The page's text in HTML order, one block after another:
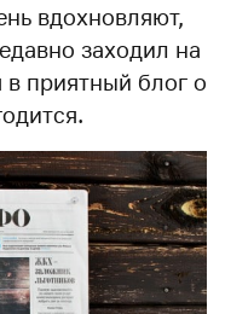
вдохновляют,
заходил на
в приятный блог о